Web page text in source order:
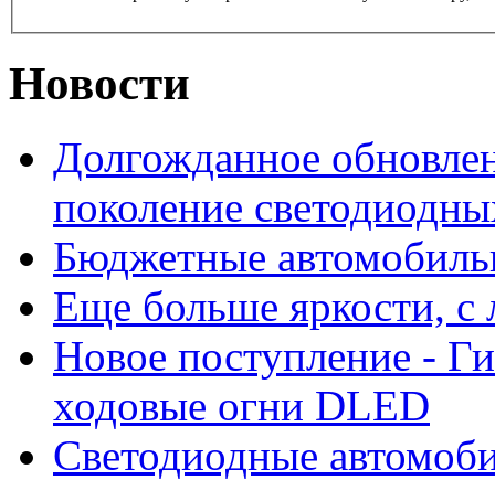
Новости
Долгожданное
поколение
Бюджетные
Еще больше яркости,
Новое поступление -
ходовые огни DLED
Светодиодные